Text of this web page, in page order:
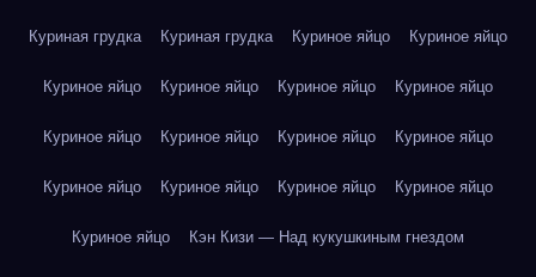
Куриная грудка Куриная грудка Куриное яйцо Куриное яйцо
Куриное яйцо Куриное яйцо Куриное яйцо Куриное яйцо
Куриное яйцо Куриное яйцо Куриное яйцо Куриное яйцо
Куриное яйцо Куриное яйцо Куриное яйцо Куриное яйцо
Куриное яйцо Кэн Кизи — Над кукушкиным гнездом